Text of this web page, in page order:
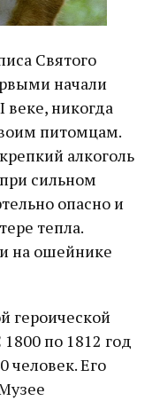
Святого
начали
веке, никогда
питомцам.
алкоголь
сильном
опасно и
тепла.
на ошейнике
героической
по 1812 год
человек. Его